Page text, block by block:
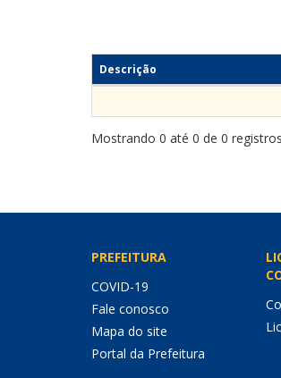
Descrição
Mostrando 0 até 0 de 0 registros
PREFEITURA
COVID-19
Fale conosco
Mapa do site
Portal da Prefeitura